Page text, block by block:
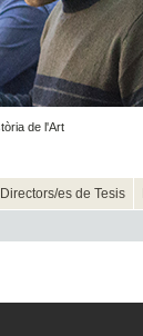
de l'Art
Directors/es de Tesis